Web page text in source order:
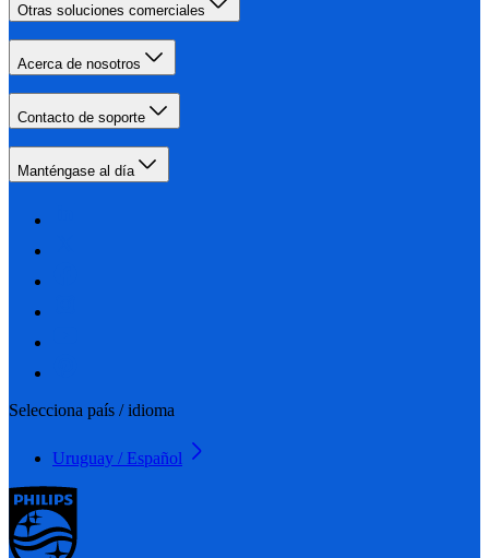
Otras soluciones comerciales
Acerca de nosotros
Contacto de soporte
Manténgase al día
Selecciona país / idioma
Uruguay / Español